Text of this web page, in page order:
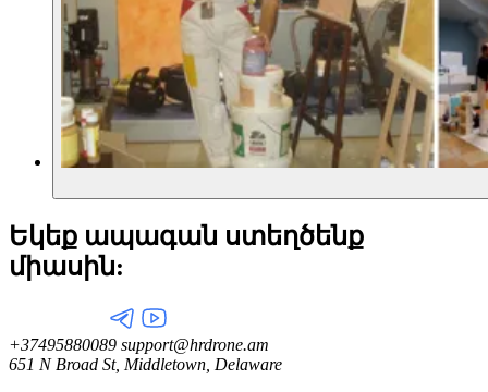
Եկեք ապագան ստեղծենք
միասին:
+37495880089 support@hrdrone.am
651 N Broad St, Middletown, Delaware